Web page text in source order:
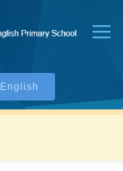
English